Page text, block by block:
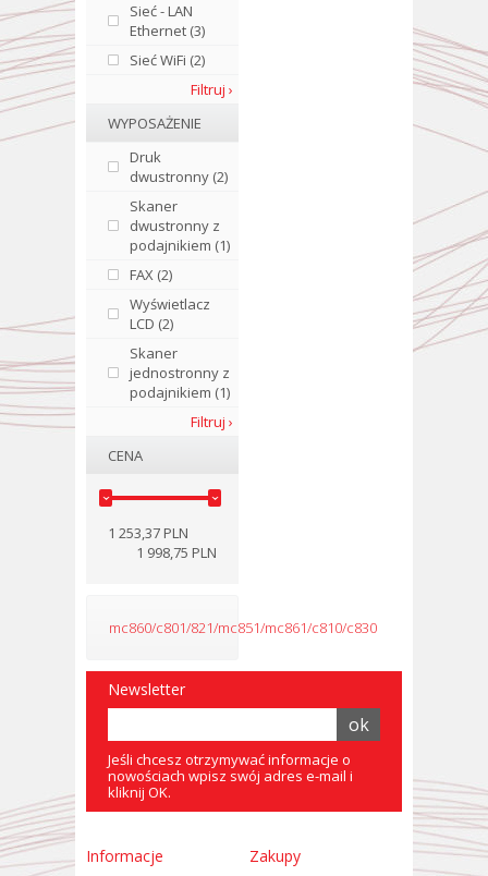
Sieć - LAN
Ethernet (3)
Sieć WiFi (2)
Filtruj ›
WYPOSAŻENIE
Druk
dwustronny (2)
Skaner
dwustronny z
podajnikiem (1)
FAX (2)
Wyświetlacz
LCD (2)
Skaner
jednostronny z
podajnikiem (1)
Filtruj ›
CENA
1 253,37 PLN
1 998,75 PLN
mc860/c801/821/mc851/mc861/c810/c830
Newsletter
Jeśli chcesz otrzymywać informacje o
nowościach wpisz swój adres e-mail i
kliknij OK.
Informacje Zakupy